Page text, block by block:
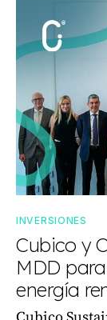
INVERSIONES
Cubico y
MDD
energía